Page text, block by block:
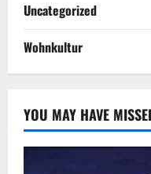
Uncategorized
Wohnkultur
YOU MAY HAVE